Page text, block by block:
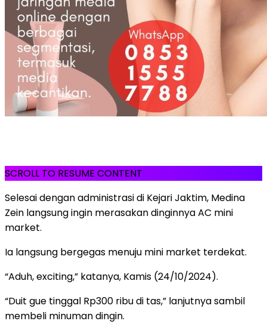
SCROLL TO RESUME CONTENT
Selesai dengan administrasi di Kejari Jaktim, Medina
Zein langsung ingin merasakan dinginnya AC mini
market.
Ia langsung bergegas menuju mini market terdekat.
“Aduh, exciting,” katanya, Kamis (24/10/2024).
“Duit gue tinggal Rp300 ribu di tas,” lanjutnya sambil
membeli minuman dingin.